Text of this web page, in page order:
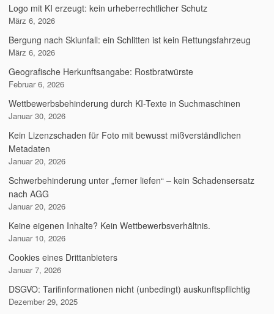
Logo mit KI erzeugt: kein urheberrechtlicher Schutz
März 6, 2026
Bergung nach Skiunfall: ein Schlitten ist kein Rettungsfahrzeug
März 6, 2026
Geografische Herkunftsangabe: Rostbratwürste
Februar 6, 2026
Wettbewerbsbehinderung durch KI-Texte in Suchmaschinen
Januar 30, 2026
Kein Lizenzschaden für Foto mit bewusst mißverständlichen
Metadaten
Januar 20, 2026
Schwerbehinderung unter „ferner liefen“ – kein Schadensersatz
nach AGG
Januar 20, 2026
Keine eigenen Inhalte? Kein Wettbewerbsverhältnis.
Januar 10, 2026
Cookies eines Drittanbieters
Januar 7, 2026
DSGVO: Tarifinformationen nicht (unbedingt) auskunftspflichtig
Dezember 29, 2025